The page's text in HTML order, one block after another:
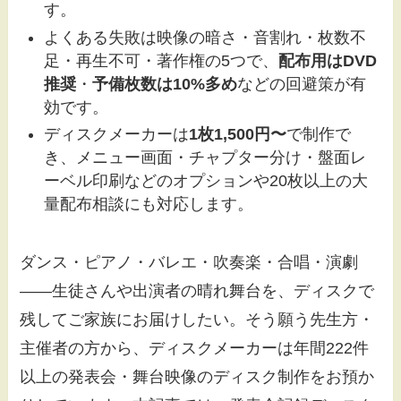
す。
よくある失敗は映像の暗さ・音割れ・枚数不
足・再生不可・著作権の5つで、配布用はDVD
推奨 ・予備枚数は10%多めなどの回避策が有
効です。
ディスクメーカーは1枚1,500円〜で制作で
き、メニュー画面・チャプター分け・盤面レ
ーベル印刷などのオプションや20枚以上の大
量配布相談にも対応します。
ダンス・ピアノ・バレエ・吹奏楽・合唱・演劇
――生徒さんや出演者の晴れ舞台を、ディスクで
残してご家族にお届けしたい。そう願う先生方・
主催者の方から、ディスクメーカーは年間222件
以上の発表会・舞台映像のディスク制作をお預か